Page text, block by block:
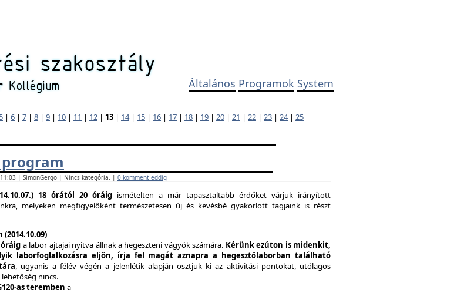
Általános Programok System
5 | 6 | 7 | 8 | 9 | 10 | 11 | 12 | 13 | 14| 15 | 16 | 17 | 18 | 19 | 20 | 21 | 22 | 23 | 24| 25
| SimonGergo | Nincs kategória. | 0 komment eddig
18 órától 20 óráig ismételten a már tapasztaltabb érdőket várjuk irányított
melyeken megfigyelőként természetesen új és kevésbé gyakorlott tagjaink is részt
a labor ajtajai nyitva állnak a hegeszteni vágyók számára. Kérünk ezúton is midenkit,
laborfoglalkozásra eljön, írja fel magát aznapra a hegesztőlaborban található
, ugyanis a félév végén a jelenlétik alapján osztjuk ki az aktivitási pontokat, utólagos
nincs.
as teremben a